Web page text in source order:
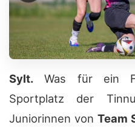
Sylt. Was für ein
Sportplatz der
Juniorinnen von Team